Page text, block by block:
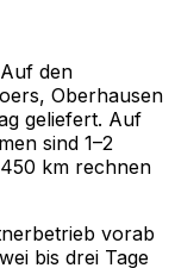
den
Oberhausen
geliefert. Auf
sind 1–2
km rechnen
vorab
bis drei Tage